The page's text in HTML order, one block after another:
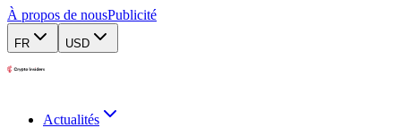
À propos de nousPublicité
FR USD
Actualités